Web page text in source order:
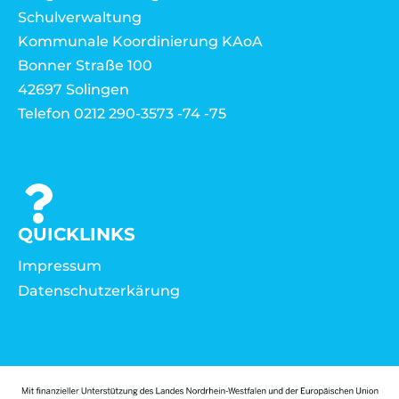
Schulverwaltung
Kommunale Koordinierung KAoA
Bonner Straße 100
42697 Solingen
Telefon 0212 290-3573 -74 -75
QUICKLINKS
Impressum
Datenschutzerkärung